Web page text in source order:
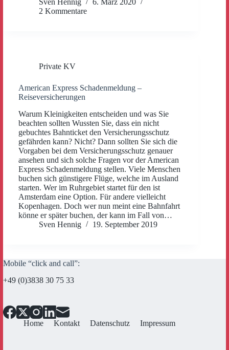
Sven Hennig
6. März 2020
2 Kommentare
Private KV
American Express Schadenmeldung –
Reiseversicherungen
Warum Kleinigkeiten entscheiden und was Sie
beachten sollten Wussten Sie, dass ein nicht
gebuchtes Bahnticket den Versicherungsschutz
gefährden kann? Nicht? Dann sollten Sie sich die
Vorgaben bei dem Versicherungsschutz genauer
ansehen und sich solche Fragen vor der American
Express Schadenmeldung stellen. Viele Menschen
buchen sich günstigere Flüge, welche im Ausland
starten. Wer im Ruhrgebiet startet für den ist
Amsterdam eine Option. Für andere vielleicht
Kopenhagen. Doch wer nun meint eine Bahnfahrt
könne er später buchen, der kann im Fall von…
Sven Hennig
19. September 2019
Mobile “click and call”:
+49 (0)3838 30 75 33
Home Kontakt Datenschutz Impressum